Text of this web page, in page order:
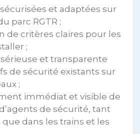
et adaptées sur
parc RGTR ;
de critères claires pour les
;
et transparente
de sécurité existants sur
;
immédiat et visible de
de sécurité, tant
dans les trains et les